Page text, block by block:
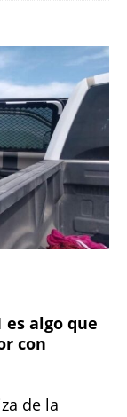
es algo que
con
de la